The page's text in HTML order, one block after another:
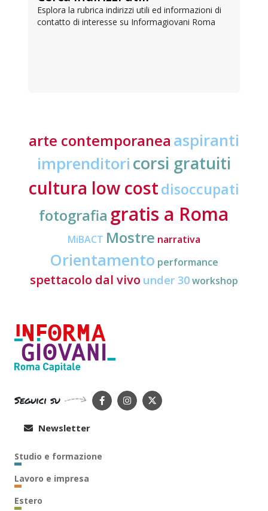
Esplora la rubrica indirizzi utili ed informazioni di
contatto di interesse su Informagiovani Roma
arte contemporanea aspiranti
imprenditori corsi gratuiti
cultura low costdisoccupati
fotografia gratis a Roma
MiBACT Mostre narrativa
Orientamento performance
spettacolo dal vivo under 30workshop
Seguici su
Newsletter
Studio e formazione
Lavoro e impresa
Estero